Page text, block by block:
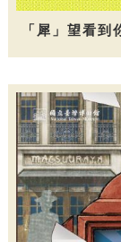
「犀」望看